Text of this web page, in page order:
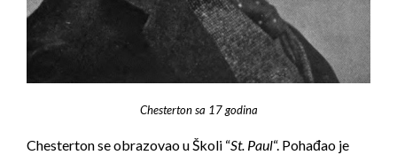
Chesterton sa 17 godina
Chesterton se obrazovao u Školi “St. Paul“. Pohađao je